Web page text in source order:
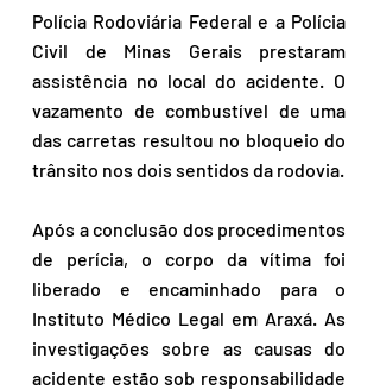
Polícia Rodoviária Federal e a Polícia
Civil de Minas Gerais prestaram
assistência no local do acidente. O
vazamento de combustível de uma
das carretas resultou no bloqueio do
Após a conclusão dos procedimentos
de perícia, o corpo da vítima foi
liberado e encaminhado para o
Instituto Médico Legal em Araxá. As
investigações sobre as causas do
acidente estão sob responsabilidade